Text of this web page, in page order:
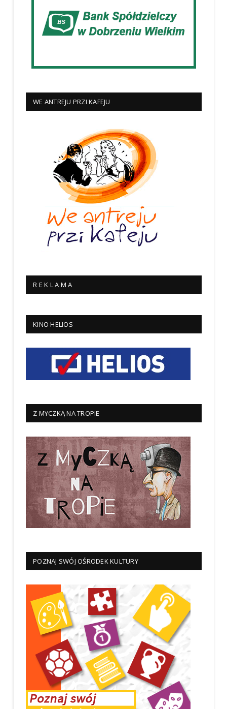
WE ANTREJU PRZI KAFEJU
R E K L A M A
KINO HELIOS
Z MYCZKĄ NA TROPIE
POZNAJ SWÓJ OŚRODEK KULTURY